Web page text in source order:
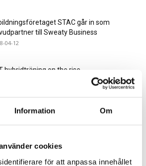
Information Om
cookies
för att anpassa innehållet
STAC går in som
till Sweaty Business
04-12
hybridträning on the rise